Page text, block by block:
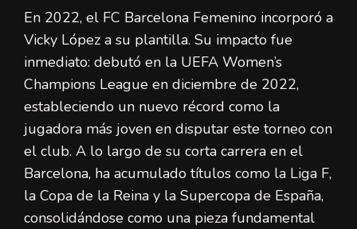
En 2022, el FC Barcelona Femenino incorporó a
Vicky López a su plantilla. Su impacto fue
inmediato: debutó en la UEFA Women’s
Champions League en diciembre de 2022,
estableciendo un nuevo récord como la
jugadora más joven en disputar este torneo con
el club. A lo largo de su corta carrera en el
Barcelona, ha acumulado títulos como la Liga F,
la Copa de la Reina y la Supercopa de España,
consolidándose como una pieza fundamental